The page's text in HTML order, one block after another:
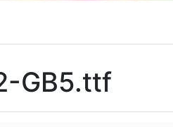
GB5.ttf